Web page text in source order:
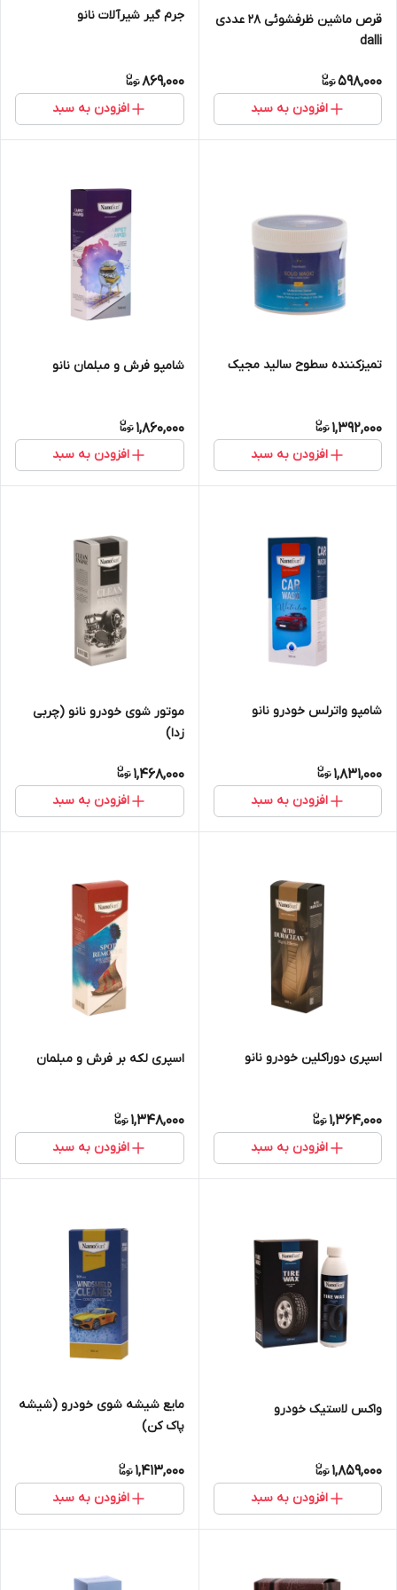
قرص ماشین ظرفشوئی ۲۸ عددی
dalli
598,000
افزودن به سبد
جرم گیر شیرآلات نانو
869,000
افزودن به سبد
تمیزکننده سطوح سالید مجیک
1,392,000
افزودن به سبد
شامپو فرش و مبلمان نانو
1,860,000
افزودن به سبد
شامپو واترلس خودرو نانو
1,831,000
افزودن به سبد
موتور شوی خودرو نانو (چربی
زدا)
1,468,000
افزودن به سبد
اسپری دوراکلین خودرو نانو
1,364,000
افزودن به سبد
اسپری لکه بر فرش و مبلمان
1,348,000
افزودن به سبد
واکس لاستیک خودرو
1,859,000
افزودن به سبد
مایع شیشه شوی خودرو (شیشه
پاک کن)
1,413,000
افزودن به سبد